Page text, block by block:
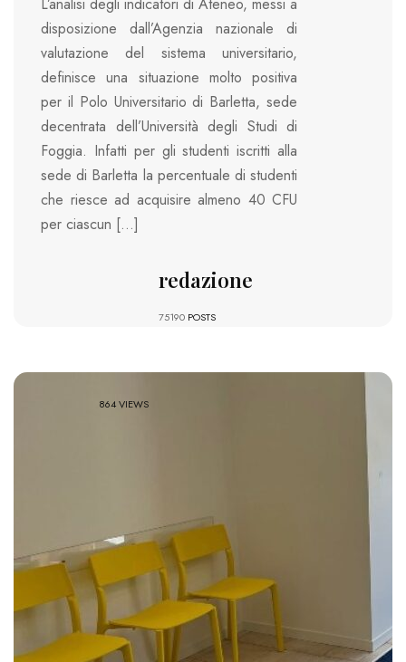
disposizione dall’Agenzia nazionale di
valutazione del sistema universitario,
definisce una situazione molto positiva
per il Polo Universitario di Barletta, sede
decentrata dell’Università degli Studi di
Foggia. Infatti per gli studenti iscritti alla
sede di Barletta la percentuale di studenti
che riesce ad acquisire almeno 40 CFU
per ciascun […]
redazione
75190 POSTS
864 VIEWS